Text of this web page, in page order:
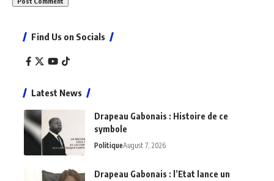
Find Us on Socials
Latest News
Drapeau Gabonais : Histoire de ce
symbole
PolitiqueAugust 7, 2026
Drapeau Gabonais : l’Etat lance un